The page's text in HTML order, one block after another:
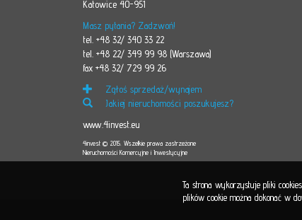
Katowice 40-951
Masz pytania? Zadzwoń!
tel. +48 32/ 340 33 22
tel. +48 22/ 349 99 98 (Warszawa)
fax +48 32/ 729 99 26
Zgłoś sprzedaż/wynajem
Jakiej nieruchomości poszukujesz?
www.4invest.eu
4invest © 2015. Wszelkie prawa zastrzeżone
Nieruchomości Komercyjne i Inwestycyjne
Ta strona wykorzystuje pliki
plików cookie można dokonać w